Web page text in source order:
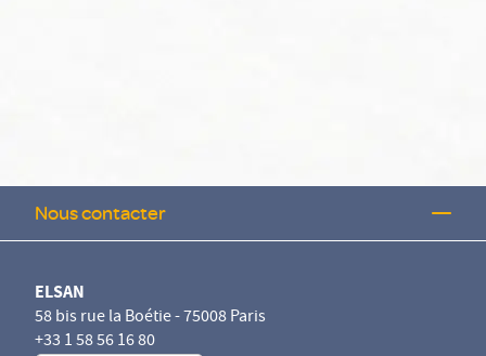
Nous contacter
ELSAN
58 bis rue la Boétie - 75008 Paris
+33 1 58 56 16 80